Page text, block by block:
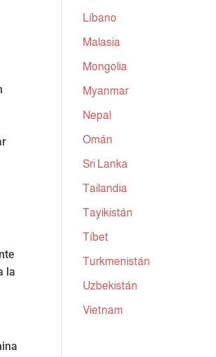
la
Líbano
Malasia
Mongolia
Myanmar
Nepal
Omán
Sri Lanka
Tailandia
Tayikistán
Tíbet
Turkmenistán
Uzbekistán
Vietnam